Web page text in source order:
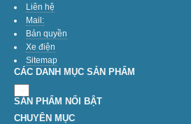
Liên hệ
Mail:
Bản quyền
Xe điện
Sitemap
CÁC DANH MỤC SẢN PHẨM
SẢN PHẨM NỔI BẬT
CHUYÊN MỤC